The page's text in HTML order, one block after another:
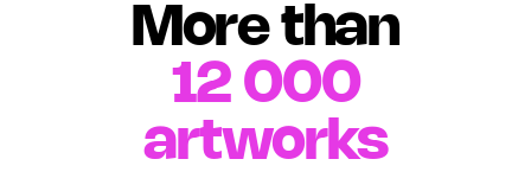
More than
12 000
artworks